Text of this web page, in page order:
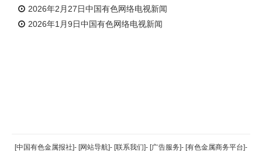
2026年2月27日中国有色网络电视新闻
2026年1月9日中国有色网络电视新闻
返回顶部
[中国有色金属报社]- [网站导航]- [联系我们]- [广告服务]- [有色金属商务平台]-